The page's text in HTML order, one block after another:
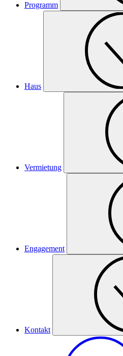
Programm
Haus
Vermietung
Engagement
Kontakt